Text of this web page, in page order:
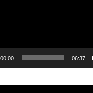
00:00 06:37